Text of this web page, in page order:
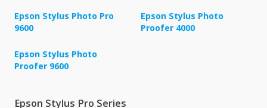
Epson Stylus Photo Pro
9600
Epson Stylus Photo
Proofer 4000
Epson Stylus Photo
Proofer 9600
Epson Stylus Pro Series